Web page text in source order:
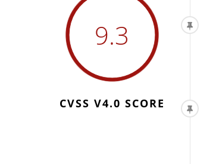
9.3
CVSS V4.0 SCORE